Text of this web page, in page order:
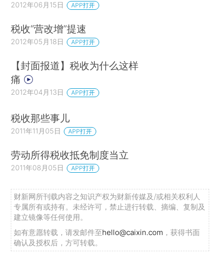
2012年06月15日 APP打开
税收“营改增”提速
2012年05月18日 APP打开
【封面报道】税收为什么这样
痛
2012年04月13日 APP打开
税收那些事儿
2011年11月05日 APP打开
劳动所得税收抵免制度当立
2011年08月05日 APP打开
财新网所刊载内容之知识产权为财新传媒及/或相关权利人
专属所有或持有。未经许可，禁止进行转载、摘编、复制及
建立镜像等任何使用。
如有意愿转载，请发邮件至hello@caixin.com ，获得书面
确认及授权后，方可转载。